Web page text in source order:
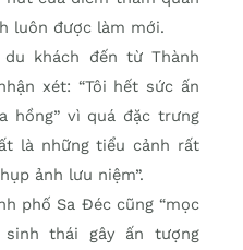
luôn được làm mới.
du khách đến từ Thành
xét: “Tôi hết sức ấn
hồng” vì quá đặc trưng
là những tiểu cảnh rất
ảnh lưu niệm”.
phố Sa Đéc cũng “mọc
thái gây ấn tượng